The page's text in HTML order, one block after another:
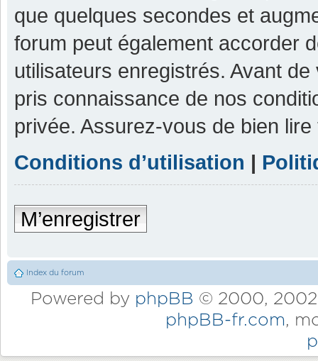
que quelques secondes et
forum peut également accorder
utilisateurs enregistrés. Avant
pris connaissance de nos
privée. Assurez-vous de bien
Conditions d’utilisation |
M’enregistrer
Index du forum
Powered by phpBB © 2000,
phpBB-fr.com,